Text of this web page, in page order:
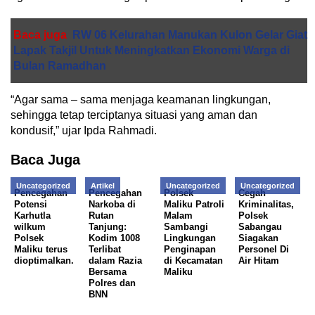
Baca juga
RW 06 Kelurahan Manukan Kulon Gelar Giat
Lapak Takjil Untuk Meningkatkan Ekonomi Warga di
Bulan Ramadhan
“Agar sama – sama menjaga keamanan lingkungan,
sehingga tetap terciptanya situasi yang aman dan
kondusif,” ujar Ipda Rahmadi.
Baca Juga
Uncategorized
Pencegahan
Potensi
Karhutla
wilkum
Polsek
Maliku terus
dioptimalkan.
Artikel
Pencegahan
Narkoba di
Rutan
Tanjung:
Kodim 1008
Terlibat
dalam Razia
Bersama
Polres dan
BNN
Uncategorized
Polsek
Maliku Patroli
Malam
Sambangi
Lingkungan
Penginapan
di Kecamatan
Maliku
Uncategorized
Cegah
Kriminalitas,
Polsek
Sabangau
Siagakan
Personel Di
Air Hitam